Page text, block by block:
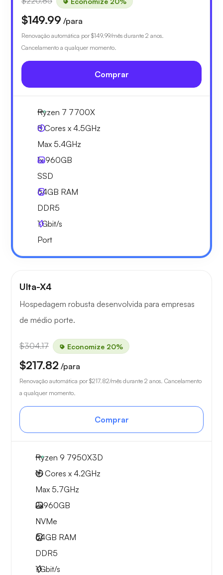
$149.99 /para
Renovação automática por $149.99/mês durante 2 anos.
Cancelamento a qualquer momento.
Comprar
Ryzen 7 7700X
8 Cores x 4.5GHz
Max 5.4GHz
1x960GB
SSD
64GB RAM
DDR5
1Gbit/s
Port
Ulta-X4
Hospedagem robusta desenvolvida para empresas
de médio porte.
$304.17 Economize 20%
$217.82 /para
Renovação automática por $217.82/mês durante 2 anos. Cancelamento
a qualquer momento.
Comprar
Ryzen 9 7950X3D
16 Cores x 4.2GHz
Max 5.7GHz
2x960GB
NVMe
64GB RAM
DDR5
1Gbit/s